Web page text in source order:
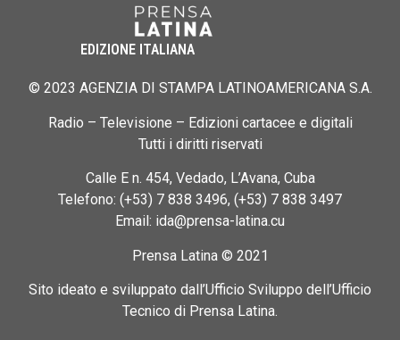
EDIZIONE ITALIANA
© 2023 AGENZIA DI STAMPA LATINOAMERICANA S.A.
Radio – Televisione – Edizioni cartacee e digitali
Tutti i diritti riservati
Calle E n. 454, Vedado, L’Avana, Cuba
Telefono: (+53) 7 838 3496, (+53) 7 838 3497
Email: ida@prensa-latina.cu
Prensa Latina © 2021
Sito ideato e sviluppato dall’Ufficio Sviluppo dell’Ufficio
Tecnico di Prensa Latina.